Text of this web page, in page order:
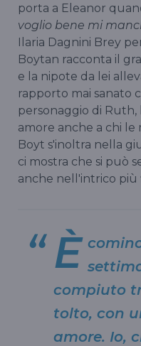
porta a Eleanor
voglio bene mi
Ilaria Dagnini Brey
Boytan racconta il
e la nipote da lei
rapporto mai sanato
personaggio di Ruth,
amore anche a chi le
Boyt s'inoltra nella
ci mostra che si può
anche nell'intrico più
È
compiuto
tolto, con
amore. Io,